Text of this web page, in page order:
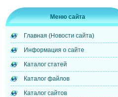
Меню сайта
Главная (Новости сайта)
Информация о сайте
Каталог статей
Каталог файлов
Каталог сайтов